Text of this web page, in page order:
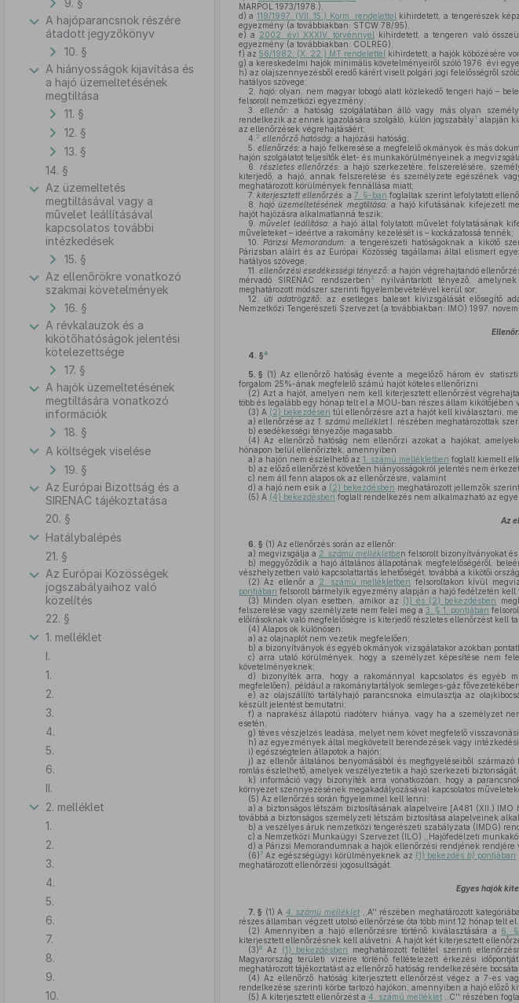
A hajóparancsnok részére
átadott jegyzőkönyv
10. §
A hiányosságok kijavítása és
a hajó üzemeltetésének
megtiltása
11. §
12. §
13. §
14. §
Az üzemeltetés
megtiltásával vagy a
művelet leállításával
kapcsolatos további
intézkedések
15. §
Az ellenőrökre vonatkozó
szakmai követelmények
16. §
A révkalauzok és a
kikötőhatóságok jelentési
kötelezettsége
17. §
A hajók üzemeltetésének
megtiltására vonatkozó
információk
18. §
A költségek viselése
19. §
Az Európai Bizottság és a
SIRENAC tájékoztatása
20. §
Hatálybalépés
21. §
Az Európai Közösségek
jogszabályaihoz való
közelítés
22. §
1. melléklet
I.
1.
2.
3.
4.
5.
6.
II.
2. melléklet
1.
2.
3.
4.
5.
6.
7.
8.
9.
10.
MARPOL 1973/1978.),
d) a119/1997. (VII. 15.) Korm. rendelettel kihirdetett, a tengerészek
egyezmény (a továbbiakban: STCW 78/95),
e) a 2002. évi XXXIV. törvénnyel kihirdetett, a tengeren való
egyezmény (a továbbiakban: COLREG),
f) az 56/1982. (X. 22.) MT rendelettel kihirdetett, a hajók köbözésére
g) a kereskedelmi hajók minimális követelményeiről szóló 1976. évi
h) az olajszennyezésből eredő kárért viselt polgári jogi felelősségről
hatályos szövege;
2.
hajó: olyan, nem magyar lobogó alatt közlekedő tengeri hajó –
felsorolt nemzetközi egyezmény;
3.
ellenőr: a hatóság szolgálatában álló vagy más olyan
rendelkezik az ennek igazolására szolgáló, külön jogszabály 1 alapján
az ellenőrzések végrehajtásáért;
4. 2 ellenőrző hatóság: a hajózási hatóság;
5. ellenőrzés:a hajó felkeresése a megfelelő okmányok és más
hajón szolgálatot teljesítők élet- és munkakörülményeinek a
6.
részletes ellenőrzés:a hajó szerkezetére, felszerelésére,
kiterjedő, a hajó, annak felszerelése és személyzete egészének
meghatározott körülmények fennállása miatt;
7. kiterjesztett ellenőrzés: a 7. §-ban foglaltak szerint lefolytatott
8.
hajó üzemeltetésének megtiltása: a hajó kifutásának kifejezett
hajót hajózásra alkalmatlanná teszik;
9.
művelet leállítása: a hajó által folytatott művelet folytatásának
műveleteket – ideértve a rakomány kezelését is – kockázatossá tennék;
10.
Párizsi Memorandum: a tengerészeti hatóságoknak a kikötő
Párizsban aláírt és az Európai Közösség tagállamai által elismert
hatályos szövege;
11. ellenőrzési esedékességi tényező: a hajón végrehajtandó
mérvadó SIRENAC rendszerben3
nyilvántartott tényező,
meghatározott módszer szerinti figyelembevételével kerül sor;
12.
úti adatrögzítő:az esetleges baleset kivizsgálását elősegítő
Nemzetközi Tengerészeti Szervezet (a továbbiakban: IMO) 1997.
4. §4
5. § (1) Az ellenőrző hatóság évente a megelőző három év
forgalom 25%-ának megfelelő számú hajót köteles ellenőrizni.
(2) Azt a hajót, amelyen nem kell kiterjesztett ellenőrzést
több és legalább egy hónap telt el a MOU-ban részes állam kikötőjében
(3) A (2) bekezdésen túl ellenőrzésre azt a hajót kell kiválasztani,
a) ellenőrzése az 1. számú melléklet I. részében meghatározottak
b) esedékességi tényezője magasabb.
(4) Az ellenőrző hatóság nem ellenőrzi azokat a hajókat,
hónapon belül ellenőriztek, amennyiben
a) a hajón nem észlelhető az 1. számú mellékletben foglalt kiemelt
b) az előző ellenőrzést követően hiányosságokról jelentés nem
c) nem áll fenn alapos ok az ellenőrzésre, valamint
d) a hajó nem esik a (2) bekezdésben meghatározott jellemzők
(5) A (4) bekezdésben foglalt rendelkezés nem alkalmazható az
Az
6. § (1) Az ellenőrzés során az ellenőr:
a) megvizsgálja a 2. számú mellékletben felsorolt bizonyítványokat és
b) meggyőződik a hajó általános állapotának megfelelőségéről,
vészhelyzetben való kapcsolattartás lehetőségét, továbbá a kikötői
(2) Az ellenőr a 2. számú mellékletben felsoroltakon kívül
pontjában felsorolt bármelyik egyezmény alapján a hajó fedélzetén kell
(3) Minden olyan esetben, amikor az (1) és (2) bekezdésben
felszerelése vagy személyzete nem felel meg a 3. § 1. pontjában
előírásoknak való megfelelőségre is kiterjedő részletes ellenőrzést kell
(4) Alapos ok különösen:
a) az olajnaplót nem vezetik megfelelően;
b) a bizonyítványok és egyéb okmányok vizsgálatakor azokban
c) arra utaló körülmények, hogy a személyzet képesítése nem
követelményeknek;
d) bizonyíték arra, hogy a rakománnyal kapcsolatos és egyéb
megfelelően), például a rakománytartályok semleges-gáz
e) az olajszállító tartályhajó parancsnoka elmulasztja az
készült jelentést bemutatni;
f) a naprakész állapotú riadóterv hiánya, vagy ha a személyzet
esetén;
g) téves vészjelzés leadása, melyet nem követ megfelelő
h) az egyezmények által megkövetelt berendezések vagy
i) egészségtelen állapotok a hajón;
j) az ellenőr általános benyomásából és megfigyeléseiből
romlás észlelhető, amelyek veszélyeztetik a hajó szerkezeti
k) információ vagy bizonyíték arra vonatkozóan, hogy a
környezet szennyezésének megakadályozásával kapcsolatos
(5) Az ellenőrzés során figyelemmel kell lenni:
a) a biztonságos létszám biztosításának alapelveire [A481 (XII.)
továbbá a biztonságos személyzeti létszám biztosítása alapelveinek
b) a veszélyes áruk nemzetközi tengerészeti szabályzata (IMDG)
c) a Nemzetközi Munkaügyi Szervezet (ILO) ,,Hajófedélzeti
d) a Párizsi Memorandumnak a hajók ellenőrzési rendjének rendjére
(6)7Az egészségügyi körülményeknek az (1) bekezdés b) pontjában
meghatározott ellenőrzési jogosultságát.
Egyes hajók
7. § (1) A4. számú melléklet,,A'' részében meghatározott
részes államban végzett utolsó ellenőrzése óta több mint 12 hónap telt el.
(2) Amennyiben a hajó ellenőrzésre történő kiválasztására a 6.
kiterjesztett ellenőrzésnek kell alávetni. A hajót két kiterjesztett
(3)8Az (1) bekezdésben meghatározott feltétel szerinti
Magyarország területi vizeire történő feltételezett érkezési
meghatározott tájékoztatást az ellenőrző hatóság rendelkezésére
(4) Az ellenőrző hatóság kiterjesztett ellenőrzést végez a 7-es
rendelkezése szerinti körbe tartozó hajókon, amennyiben a hajó előző
(5) A kiterjesztett ellenőrzést a 4. számú melléklet,,C'' részében